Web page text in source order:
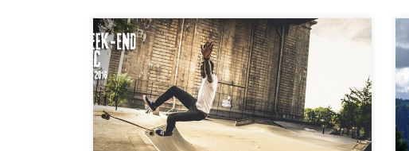
Cette année encore, la bibliothèque de Malmedy
s’associe au complexe cinématographique MovieMills
pour promouvoir le documentaire belge francophone
lors du week-end du doc. Rendez-vous au cinéma le
dimanche 20 novembre à 18h pour découvrir « The
World Music Tour » en présence des réalisateurs
Géraldine Linglart et Robin Baudour. P.A.F: 3€. « The